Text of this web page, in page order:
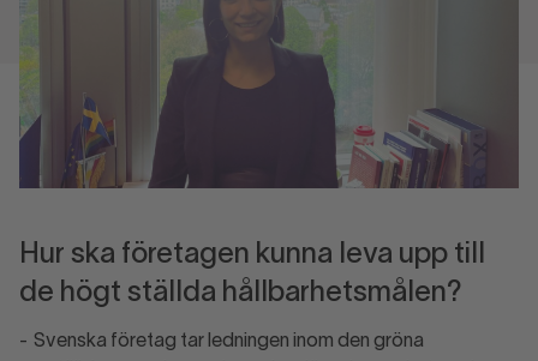
Hur ska företagen kunna leva upp till
de högt ställda hållbarhetsmålen?
- Svenska företag tar ledningen inom den gröna